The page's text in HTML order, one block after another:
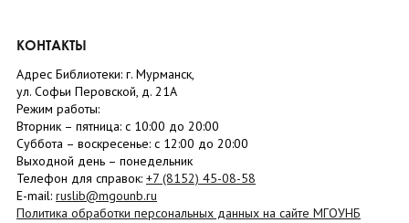
КОНТАКТЫ
Адрес Библиотеки: г. Мурманск,
ул. Софьи Перовской, д. 21А
Режим работы:
Вторник – пятница: с 10:00 до 20:00
Суббота – воскресенье: c 12:00 до 20:00
Выходной день – понедельник
Телефон для справок: +7 (8152) 45-08-58
E-mail: ruslib@mgounb.ru
Политика обработки персональных данных на сайте МГОУНБ